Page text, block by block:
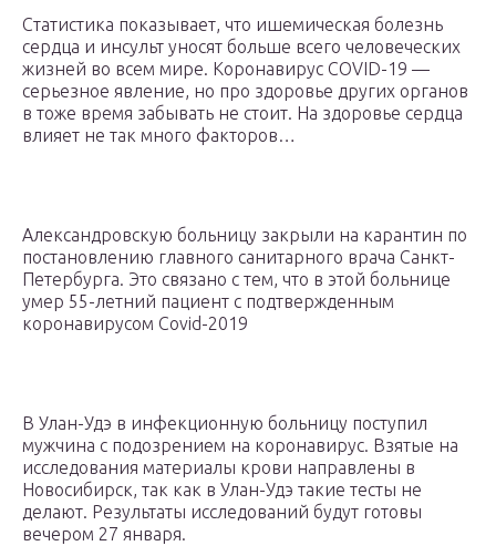
Статистика показывает, что ишемическая болезнь
сердца и инсульт уносят больше всего человеческих
жизней во всем мире. Коронавирус COVID-19 —
серьезное явление, но про здоровье других органов
в тоже время забывать не стоит. На здоровье сердца
влияет не так много факторов…
Александровскую больницу закрыли на карантин по
постановлению главного санитарного врача Санкт-
Петербурга. Это связано с тем, что в этой больнице
умер 55-летний пациент с подтвержденным
коронавирусом Covid-2019
В Улан-Удэ в инфекционную больницу поступил
мужчина с подозрением на коронавирус. Взятые на
исследования материалы крови направлены в
Новосибирск, так как в Улан-Удэ такие тесты не
делают. Результаты исследований будут готовы
вечером 27 января.